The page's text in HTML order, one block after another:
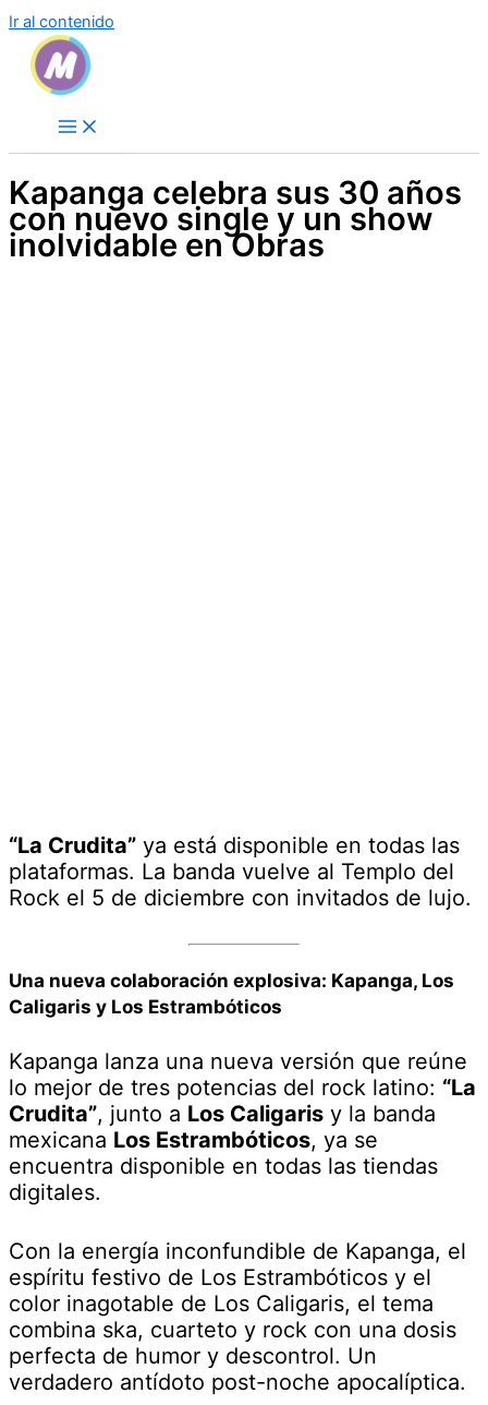
Ir al contenido
Kapanga celebra sus 30 años
con nuevo single y un show
inolvidable en Obras
“La Crudita” ya está disponible en todas las
plataformas. La banda vuelve al Templo del
Rock el 5 de diciembre con invitados de lujo.
Una nueva colaboración explosiva: Kapanga, Los
Caligaris y Los Estrambóticos
Kapanga lanza una nueva versión que reúne
lo mejor de tres potencias del rock latino: “La
Crudita”, junto a Los Caligaris y la banda
mexicana Los Estrambóticos, ya se
encuentra disponible en todas las tiendas
digitales.
Con la energía inconfundible de Kapanga, el
espíritu festivo de Los Estrambóticos y el
color inagotable de Los Caligaris, el tema
combina ska, cuarteto y rock con una dosis
perfecta de humor y descontrol. Un
verdadero antídoto post-noche apocalíptica.